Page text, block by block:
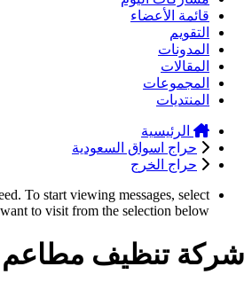
قائمة الأعضاء
التقويم
المدونات
المقالات
المجموعات
المنتديات
الرئيسية
حراج اسواق السعودية
حراج الخرج
To start viewing messages, select
to visit from the selection below.
شركة تنظيف مطاعم